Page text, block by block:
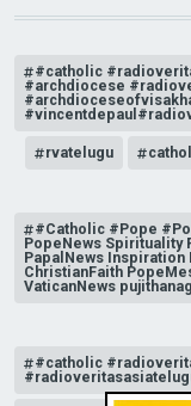
#catholic
#archdiocese
rvatelugu
#Catholic #Pope
PopeNews Spirituality
PapalNews Inspiration
ChristianFaith
VaticanNews
#catholic